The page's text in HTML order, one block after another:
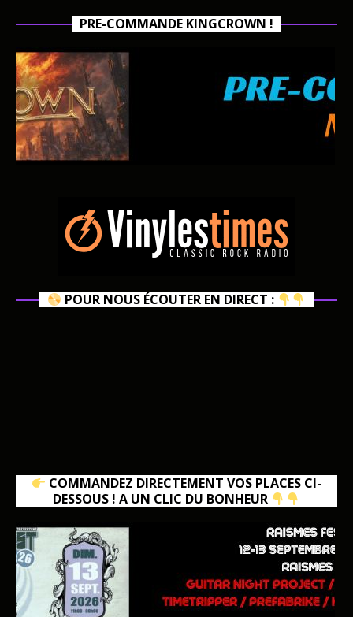
PRE-COMMANDE KINGCROWN !
POUR NOUS ÉCOUTER EN DIRECT :
COMMANDEZ DIRECTEMENT VOS PLACES CI-
DESSOUS ! A UN CLIC DU BONHEUR